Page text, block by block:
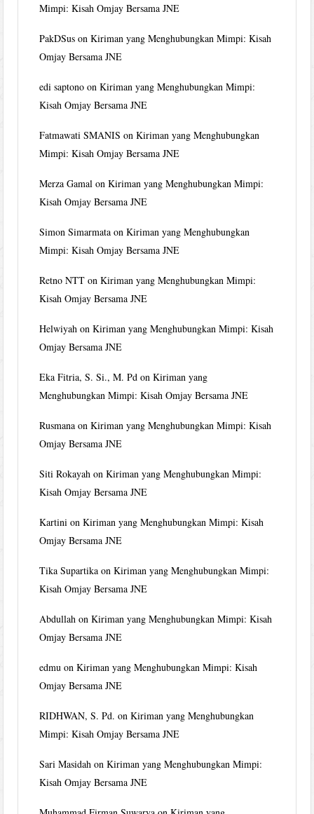
Mimpi: Kisah Omjay Bersama JNE
PakDSus onKiriman yang Menghubungkan Mimpi: Kisah
Omjay Bersama JNE
edi saptono onKiriman yang Menghubungkan Mimpi:
Kisah Omjay Bersama JNE
Fatmawati SMANIS onKiriman yang Menghubungkan
Mimpi: Kisah Omjay Bersama JNE
Merza Gamal onKiriman yang Menghubungkan Mimpi:
Kisah Omjay Bersama JNE
Simon Simarmata onKiriman yang Menghubungkan
Mimpi: Kisah Omjay Bersama JNE
Retno NTT onKiriman yang Menghubungkan Mimpi:
Kisah Omjay Bersama JNE
Helwiyah onKiriman yang Menghubungkan Mimpi: Kisah
Omjay Bersama JNE
Eka Fitria, S. Si., M. Pd onKiriman yang
Menghubungkan Mimpi: Kisah Omjay Bersama JNE
Rusmana onKiriman yang Menghubungkan Mimpi: Kisah
Omjay Bersama JNE
Siti Rokayah onKiriman yang Menghubungkan Mimpi:
Kisah Omjay Bersama JNE
Kartini onKiriman yang Menghubungkan Mimpi: Kisah
Omjay Bersama JNE
Tika Supartika onKiriman yang Menghubungkan Mimpi:
Kisah Omjay Bersama JNE
Abdullah onKiriman yang Menghubungkan Mimpi: Kisah
Omjay Bersama JNE
edmu onKiriman yang Menghubungkan Mimpi: Kisah
Omjay Bersama JNE
RIDHWAN, S. Pd. onKiriman yang Menghubungkan
Mimpi: Kisah Omjay Bersama JNE
Sari Masidah onKiriman yang Menghubungkan Mimpi:
Kisah Omjay Bersama JNE